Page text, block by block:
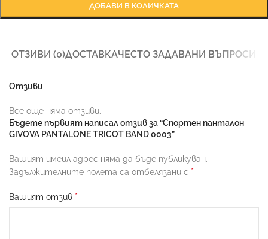
ДОБАВИ В КОЛИЧКАТА
ОТЗИВИ (0)ДОСТАВКАЧЕСТО ЗАДАВАНИ ВЪПРОСИ
Отзиви
Все още няма отзиви.
Бъдете първият написал отзив за “Спортен панталон
GIVOVA PANTALONE TRICOT BAND 0003”
Вашият имейл адрес няма да бъде публикуван.
Задължителните полета са отбелязани с *
Вашият отзив *